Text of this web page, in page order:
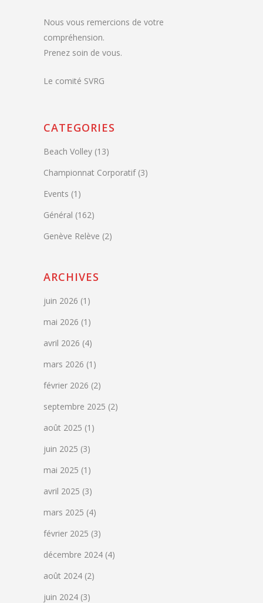
Nous vous remercions de votre
compréhension.
Prenez soin de vous.
Le comité SVRG
CATEGORIES
Beach Volley (13)
Championnat Corporatif(3)
Events (1)
Général (162)
Genève Relève (2)
ARCHIVES
juin 2026 (1)
mai 2026 (1)
avril 2026 (4)
mars 2026 (1)
février 2026 (2)
septembre 2025 (2)
août 2025 (1)
juin 2025 (3)
mai 2025 (1)
avril 2025 (3)
mars 2025 (4)
février 2025 (3)
décembre 2024 (4)
août 2024 (2)
juin 2024 (3)